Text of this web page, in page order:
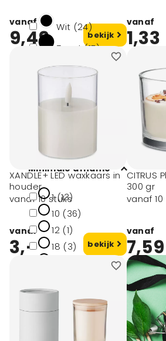
Wit (24)
Zwart (15)
Blauw (6)
Rood (18)
Minimale afname
1 (13)
10 (36)
12 (1)
18 (3)
Druktechnieken
Digitaal printen
vanaf
9,49 bekijk
vanaf
1,33
XANDLE+ LED waxkaars in
houder
vanaf 10 stuks
vanaf
3,- bekijk
CITRUS
300 gr
vanaf 10
vanaf
7,59